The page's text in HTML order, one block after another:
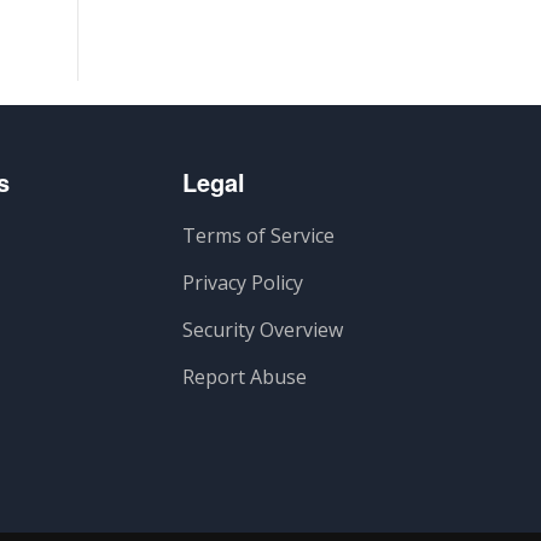
Legal
Terms of Service
Privacy Policy
Security Overview
Report Abuse